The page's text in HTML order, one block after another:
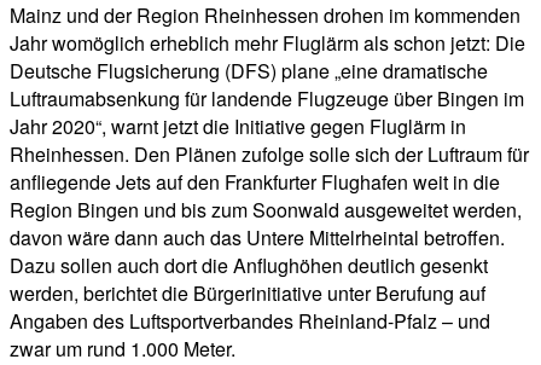
Mainz und der Region Rheinhessen drohen im kommenden
Jahr womöglich erheblich mehr Fluglärm als schon jetzt: Die
Deutsche Flugsicherung (DFS) plane „eine dramatische
Luftraumabsenkung für landende Flugzeuge über Bingen im
Jahr 2020“, warnt jetzt die Initiative gegen Fluglärm in
Rheinhessen. Den Plänen zufolge solle sich der Luftraum für
anfliegende Jets auf den Frankfurter Flughafen weit in die
Region Bingen und bis zum Soonwald ausgeweitet werden,
davon wäre dann auch das Untere Mittelrheintal betroffen.
Dazu sollen auch dort die Anflughöhen deutlich gesenkt
werden, berichtet die Bürgerinitiative unter Berufung auf
Angaben des Luftsportverbandes Rheinland-Pfalz – und
zwar um rund 1.000 Meter.